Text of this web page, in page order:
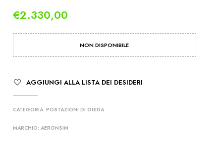
A
€2.330,00
NON DISPONIBILE
AGGIUNGI ALLA LISTA DEI DESIDERI
CATEGORIA: POSTAZIONI DI GUIDA
MARCHIO: AERONSIM